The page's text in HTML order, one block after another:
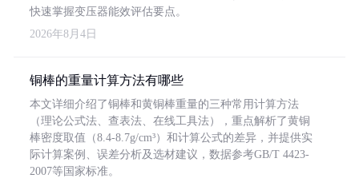
快速掌握变压器能效评估要点。
2026年8月4日
铜棒的重量计算方法有哪些
本文详细介绍了铜棒和黄铜棒重量的三种常用计算方法
（理论公式法、查表法、在线工具法），重点解析了黄铜
棒密度取值（8.4-8.7g/cm³）和计算公式的差异，并提供实
际计算案例、误差分析及选材建议，数据参考GB/T 4423-
2007等国家标准。